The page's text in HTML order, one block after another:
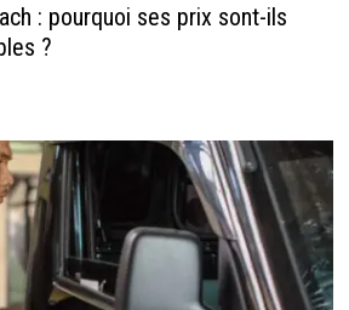
: pourquoi ses prix sont-ils
?